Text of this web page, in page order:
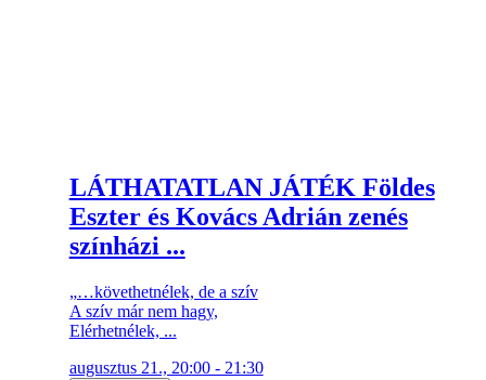
LÁTHATATLAN JÁTÉK Földes
Eszter és Kovács Adrián zenés
színházi ...
„…követhetnélek, de a szív
A szív már nem hagy,
Elérhetnélek, ...
augusztus 21., 20:00 - 21:30